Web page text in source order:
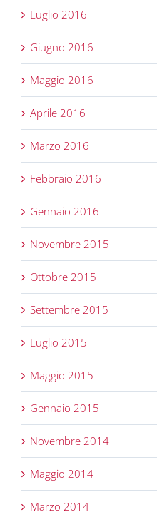
Luglio 2016
Giugno 2016
Maggio 2016
Aprile 2016
Marzo 2016
Febbraio 2016
Gennaio 2016
Novembre 2015
Ottobre 2015
Settembre 2015
Luglio 2015
Maggio 2015
Gennaio 2015
Novembre 2014
Maggio 2014
Marzo 2014